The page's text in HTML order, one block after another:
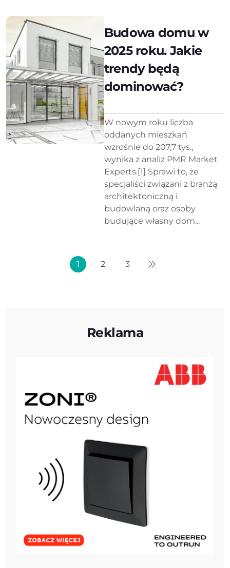
Budowa domu w
2025 roku. Jakie
trendy będą
dominować?
W nowym roku liczba
oddanych mieszkań
wzrośnie do 207,7 tys.,
wynika z analiz PMR Market
Experts.[1] Sprawi to, że
specjaliści związani z branżą
architektoniczną i
budowlaną oraz osoby
budujące własny dom...
1 2 3
Reklama